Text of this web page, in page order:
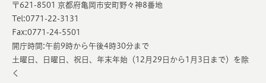
〒621-8501 京都府亀岡市安町野々神8番地
Tel:0771-22-3131
Fax:0771-24-5501
開庁時間:午前9時から午後4時30分まで
土曜日、日曜日、祝日、年末年始（12月29日から1月3日まで）を除
く